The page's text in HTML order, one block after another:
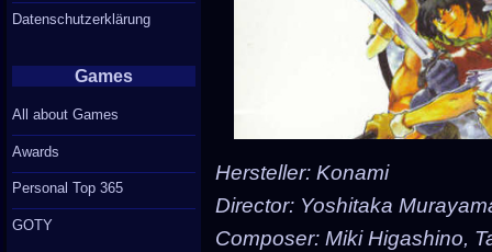
Hersteller: Konami
Director: Yoshitaka
Composer: Miki Higashino,
Datenschutzerklärung
Games
All about Games
Awards
Personal Top 365
GOTY